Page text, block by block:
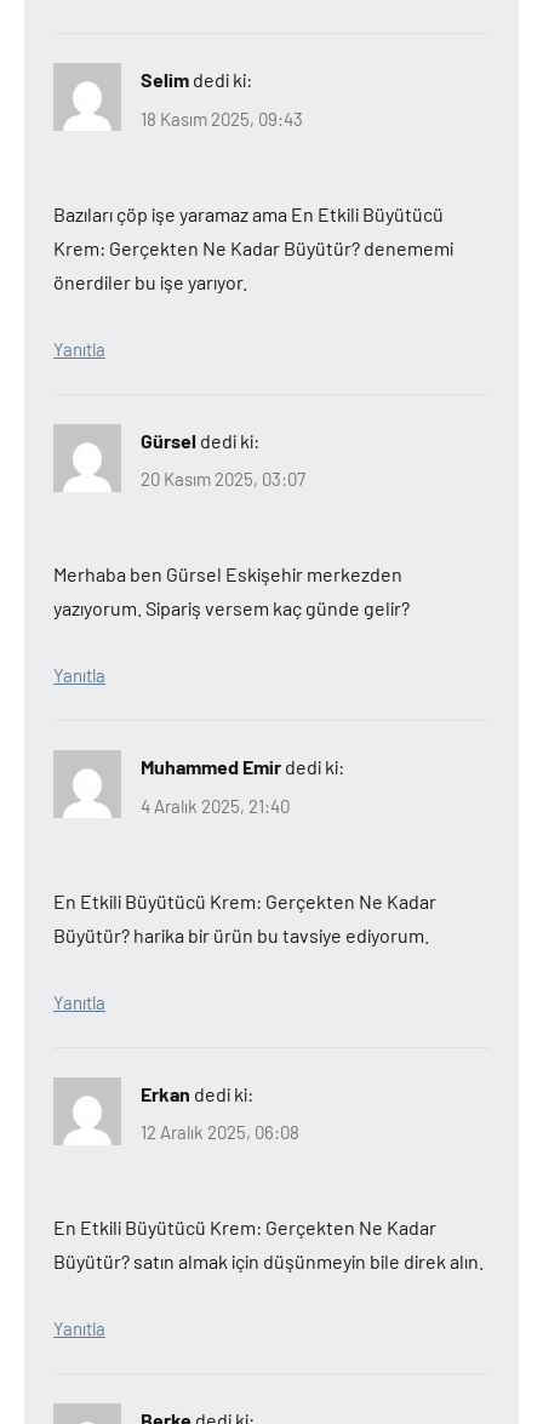
Selim dedi ki:
18 Kasım 2025, 09:43
Bazıları çöp işe yaramaz ama En Etkili Büyütücü
Krem: Gerçekten Ne Kadar Büyütür? denememi
önerdiler bu işe yarıyor.
Yanıtla
Gürsel dedi ki:
20 Kasım 2025, 03:07
Merhaba ben Gürsel Eskişehir merkezden
yazıyorum. Sipariş versem kaç günde gelir?
Yanıtla
Muhammed Emir dedi ki:
4 Aralık 2025, 21:40
En Etkili Büyütücü Krem: Gerçekten Ne Kadar
Büyütür? harika bir ürün bu tavsiye ediyorum.
Yanıtla
Erkan dedi ki:
12 Aralık 2025, 06:08
En Etkili Büyütücü Krem: Gerçekten Ne Kadar
Büyütür? satın almak için düşünmeyin bile direk alın.
Yanıtla